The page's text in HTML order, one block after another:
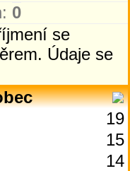
0
se
Údaje se
19
15
14